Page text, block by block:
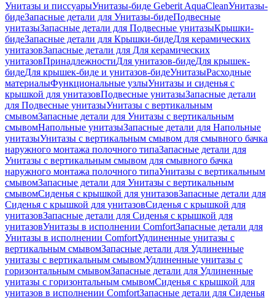
Унитазы и писсуарыУнитазы-биде Geberit AquaCleanУнитазы-
бидеЗапасные детали для Унитазы-бидеПодвесные
унитазыЗапасные детали для Подвесные унитазыКрышки-
бидеЗапасные детали для Крышки-бидеДля керамических
унитазовЗапасные детали для Для керамических
унитазовПринадлежностиДля унитазов-бидеДля крышек-
бидеДля крышек-биде и унитазов-бидеУнитазыРасходные
материалыФункциональные узлыУнитазы и сиденья с
крышкой для унитазовПодвесные унитазыЗапасные детали
для Подвесные унитазыУнитазы с вертикальным
смывомЗапасные детали для Унитазы с вертикальным
смывомНапольные унитазыЗапасные детали для Напольные
унитазыУнитазы с вертикальным смывом для смывного бачка
наружного монтажа полочного типаЗапасные детали для
Унитазы с вертикальным смывом для смывного бачка
наружного монтажа полочного типаУнитазы с вертикальным
смывомЗапасные детали для Унитазы с вертикальным
смывомСиденья с крышкой для унитазовЗапасные детали для
Сиденья с крышкой для унитазовСиденья с крышкой для
унитазовЗапасные детали для Сиденья с крышкой для
унитазовУнитазы в исполнении ComfortЗапасные детали для
Унитазы в исполнении ComfortУдлиненные унитазы с
вертикальным смывомЗапасные детали для Удлиненные
унитазы с вертикальным смывомУдлиненные унитазы с
горизонтальным смывомЗапасные детали для Удлиненные
унитазы с горизонтальным смывомСиденья с крышкой для
унитазов в исполнении ComfortЗапасные детали для Сиденья